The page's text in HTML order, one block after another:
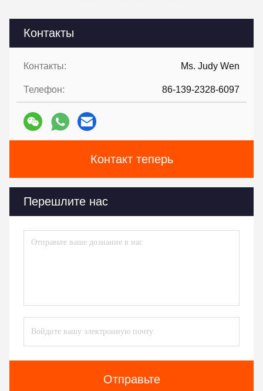
Контакты
Контакты: Ms. Judy Wen
Телефон: 86-139-2328-6097
Контакт теперь
Перешлите нас
Отправьте